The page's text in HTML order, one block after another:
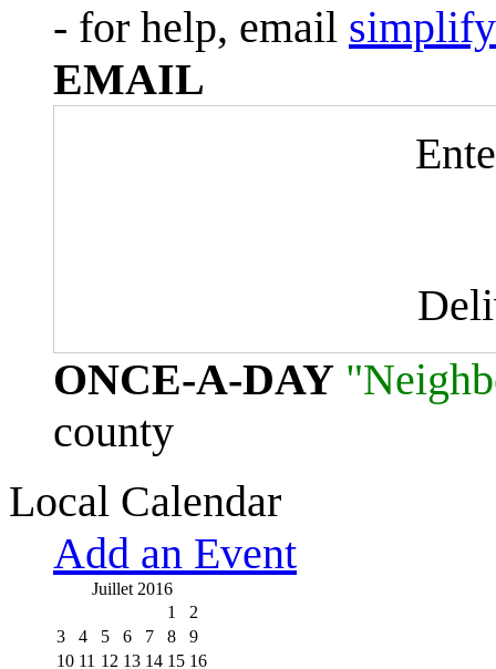
- for help, email
EMAIL
ONCE-A-DAY
county
Local Calendar
Add an Event
Juillet 2016
1
2
3
4 5 6 7 8
9
10 11 12 13 14 15 16